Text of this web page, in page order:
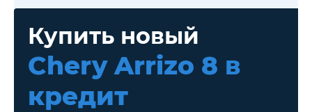
Купить новый
Chery Arrizo 8 в
кредит